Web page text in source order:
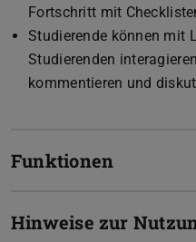
Fortschritt mit
Studierende können mit
Studierenden
kommentieren und
Funktionen
Hinweise zur